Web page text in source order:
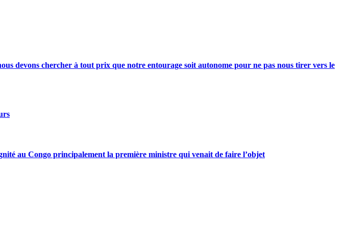
devons chercher à tout prix que notre entourage soit autonome pour ne pas nous tirer vers le
au Congo principalement la première ministre qui venait de faire l’objet